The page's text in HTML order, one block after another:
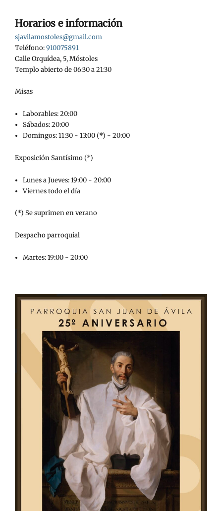
Horarios e información
sjavilamostoles@gmail.com
Teléfono:910075891
Calle Orquídea, 5, Móstoles
Templo abierto de 06:30 a 21:30
Misas
Laborables: 20:00
Sábados: 20:00
Domingos: 11:30 - 13:00 (*) - 20:00
Exposición Santísimo (*)
Lunes a Jueves: 19:00 - 20:00
Viernes todo el día
(*) Se suprimen en verano
Despacho parroquial
Martes: 19:00 - 20:00